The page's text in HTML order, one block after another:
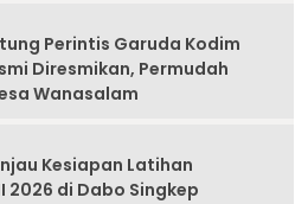
Perintis Garuda Kodim
Diresmikan, Permudah
Wanasalam
Kesiapan Latihan
2026 di Dabo Singkep